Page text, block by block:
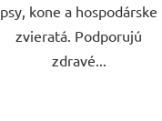
psy, kone a hospodárske
zvieratá. Podporujú
zdravé...